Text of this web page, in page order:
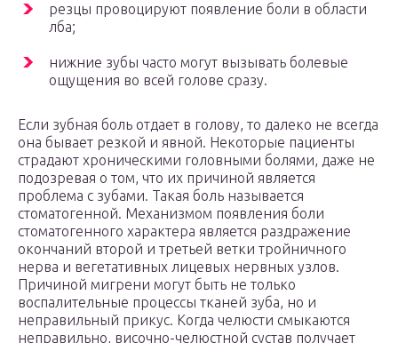
резцы провоцируют появление боли в области
лба;
нижние зубы часто могут вызывать болевые
ощущения во всей голове сразу.
Если зубная боль отдает в голову, то далеко не всегда
она бывает резкой и явной. Некоторые пациенты
страдают хроническими головными болями, даже не
подозревая о том, что их причиной является
проблема с зубами. Такая боль называется
стоматогенной. Механизмом появления боли
стоматогенного характера является раздражение
окончаний второй и третьей ветки тройничного
нерва и вегетативных лицевых нервных узлов.
Причиной мигрени могут быть не только
воспалительные процессы тканей зуба, но и
неправильный прикус. Когда челюсти смыкаются
неправильно, височно-челюстной сустав получает